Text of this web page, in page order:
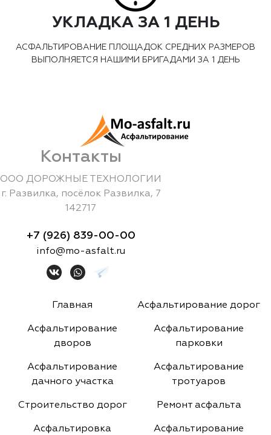
УКЛАДКА ЗА 1 ДЕНЬ
АСФАЛЬТИРОВАНИЕ ПЛОЩАДОК СРЕДНИХ РАЗМЕРОВ
ВЫПОЛНЯЕТСЯ НАШИМИ БРИГАДАМИ ЗА 1 ДЕНЬ
Контакты
ООО ДОРОЖНЫЕ ТЕХНОЛОГИИ
г. Развилка, посёлок Развилка, 7
142717
+7 (926) 839-00-00
info@mo-asfalt.ru
Главная Асфальтирование дорог
Асфальтирование
дворов
Асфальтирование
парковки
Асфальтирование
дачного участка
Асфальтирование
тротуаров
Строительство дорог Ремонт асфальта
Асфальтировка
Асфальтирование